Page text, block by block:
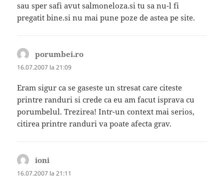
sau sper safi avut salmoneloza.si tu sa nu-l fi
pregatit bine.si nu mai pune poze de astea pe site.
porumbei.ro
16.07.2007 la 21:09
Eram sigur ca se gaseste un stresat care citeste
printre randuri si crede ca eu am facut isprava cu
porumbelul. Trezirea! Intr-un context mai serios,
citirea printre randuri va poate afecta grav.
ioni
16.07.2007 la 21:11